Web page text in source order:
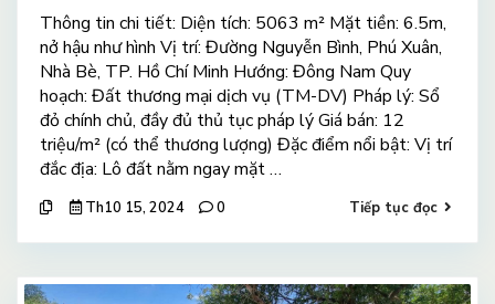
Thông tin chi tiết: Diện tích: 5063 m² Mặt tiền: 6.5m,
nở hậu như hình Vị trí: Đường Nguyễn Bình, Phú Xuân,
Nhà Bè, TP. Hồ Chí Minh Hướng: Đông Nam Quy
hoạch: Đất thương mại dịch vụ (TM-DV) Pháp lý: Sổ
đỏ chính chủ, đầy đủ thủ tục pháp lý Giá bán: 12
triệu/m² (có thể thương lượng) Đặc điểm nổi bật: Vị trí
đắc địa: Lô đất nằm ngay mặt …
Th10 15, 2024 0 Tiếp tục đọc